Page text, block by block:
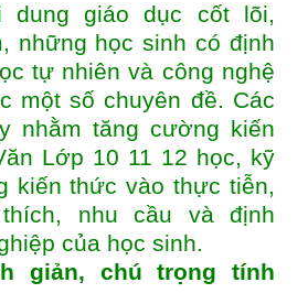
dung giáo dục cốt lõi,
những học sinh có định
tự nhiên và công nghệ
một số chuyên đề. Các
nhằm tăng cường kiến
Lớp 10 11 12 học, kỹ
kiến thức vào thực tiễn,
nhu cầu và định
của học sinh.
giản, chú trọng tính